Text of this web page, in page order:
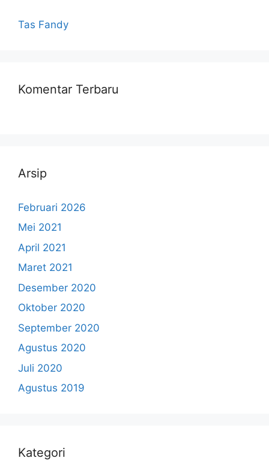
Tas Fandy
Komentar Terbaru
Arsip
Februari 2026
Mei 2021
April 2021
Maret 2021
Desember 2020
Oktober 2020
September 2020
Agustus 2020
Juli 2020
Agustus 2019
Kategori